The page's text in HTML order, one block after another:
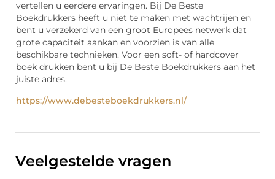
vertellen u eerdere ervaringen. Bij De Beste
Boekdrukkers heeft u niet te maken met wachtrijen en
bent u verzekerd van een groot Europees netwerk dat
grote capaciteit aankan en voorzien is van alle
beschikbare technieken. Voor een soft- of hardcover
boek drukken bent u bij De Beste Boekdrukkers aan het
juiste adres.
https://www.debesteboekdrukkers.nl/
Veelgestelde vragen